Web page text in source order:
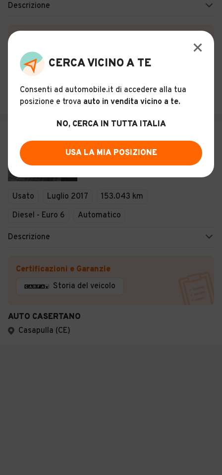
Descrizione
SAL CAR AVERSA
Aversa (CE)
7
Peugeot 3008 BlueHDi 120 S&S GT
Usato Luglio 2017
153.043 km
Diesel - Euro 6
Automatico
Descrizione
Certificazioni e Garanzie
Storia del veicolo
AUTO CASERTANO
Casapulla (CE)
CERCA VICINO A TE
Consenti ad automobile.it di accedere alla tua
posizione e trova auto in vendita vicino a te.
NO, CERCA IN TUTTA ITALIA
USA LA MIA POSIZIONE